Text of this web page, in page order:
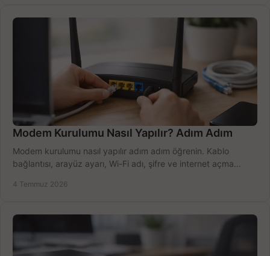
Modem Kurulumu Nasıl Yapılır? Adım Adım
Modem kurulumu nasıl yapılır adım adım öğrenin. Kablo
bağlantısı, arayüz ayarı, Wi-Fi adı, şifre ve internet açma
4 Temmuz 2026